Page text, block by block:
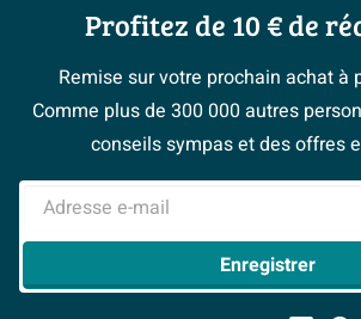
Garantie & réclamations
Politique d’avis
> Service client
Les bons tuyaux
Espace bricolage
> Espace Conseil
Moodboards
Magazine
#Mysawiday
> Inspiration salle de bains
Qui est Sawiday ?
Postes vacants
Espace Pro
BeCommerce
> Tout sur nos showrooms
Profitez de 10 € de
Remise sur votre prochain achat à
Comme plus de 300 000 autres
conseils sympas et des offres
Adresse e-mail
Enregistrer